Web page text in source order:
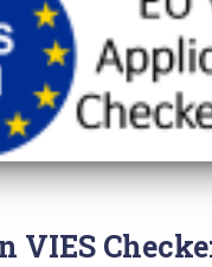
VIES